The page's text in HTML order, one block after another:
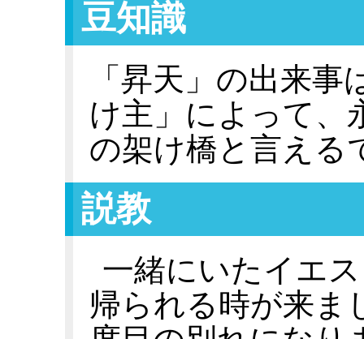
豆知識
「昇天」の出来
け主」によって、
の架け橋と言える
説教
一緒にいたイエ
帰られる時が来ま